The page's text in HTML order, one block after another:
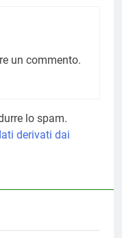
un commento.
lo spam.
derivati dai